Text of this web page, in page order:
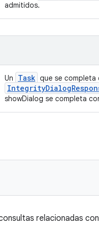
admitidos.
Un Task que se completa
showDialog se completa
relacionadas